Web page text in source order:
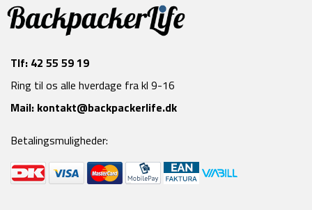
Tlf: 42 55 59 19
Ring til os alle hverdage fra kl 9-16
Mail: kontakt@backpackerlife.dk
Betalingsmuligheder: